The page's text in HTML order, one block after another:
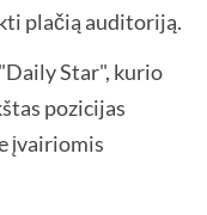
plačią auditoriją.
"Daily Star", kurio
pozicijas
įvairiomis